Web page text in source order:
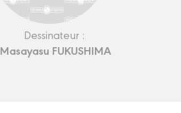
Dessinateur :
Masayasu FUKUSHIMA